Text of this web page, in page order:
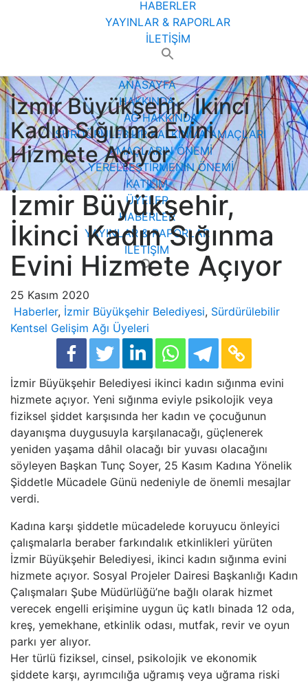
HABERLER
YAYINLAR & RAPORLAR
İLETİŞİM
for:
ANASAYFA
HAKKINDA
AĞ HAKKINDA
SÜRDÜRÜLEBİLİR KALKINMA AMAÇLARI
AMAÇLARIN ÖNEMİ
YERELLEŞTİRMENİN ÖNEMİ
KATILIM
ÜYELER
HABERLER
YAYINLAR & RAPORLAR
İLETİŞİM
Search
İzmir Büyükşehir, İkinci
Kadın Sığınma Evini
Hizmete Açıyor
İzmir Büyükşehir,
İkinci Kadın Sığınma
Evini Hizmete Açıyor
25 Kasım 2020
Haberler, İzmir Büyükşehir Belediyesi, Sürdürülebilir
Kentsel Gelişim Ağı Üyeleri
İzmir Büyükşehir Belediyesi ikinci kadın sığınma evini
hizmete açıyor. Yeni sığınma eviyle psikolojik veya
fiziksel şiddet karşısında her kadın ve çocuğunun
dayanışma duygusuyla karşılanacağı, güçlenerek
yeniden yaşama dâhil olacağı bir yuvası olacağını
söyleyen Başkan Tunç Soyer, 25 Kasım Kadına Yönelik
Şiddetle Mücadele Günü nedeniyle de önemli mesajlar
verdi.
Kadına karşı şiddetle mücadelede koruyucu önleyici
çalışmalarla beraber farkındalık etkinlikleri yürüten
İzmir Büyükşehir Belediyesi, ikinci kadın sığınma evini
hizmete açıyor. Sosyal Projeler Dairesi Başkanlığı Kadın
Çalışmaları Şube Müdürlüğü’ne bağlı olarak hizmet
verecek engelli erişimine uygun üç katlı binada 12 oda,
kreş, yemekhane, etkinlik odası, mutfak, revir ve oyun
parkı yer alıyor.
Her türlü fiziksel, cinsel, psikolojik ve ekonomik
şiddete karşı, ayrımcılığa uğramış veya uğrama riski